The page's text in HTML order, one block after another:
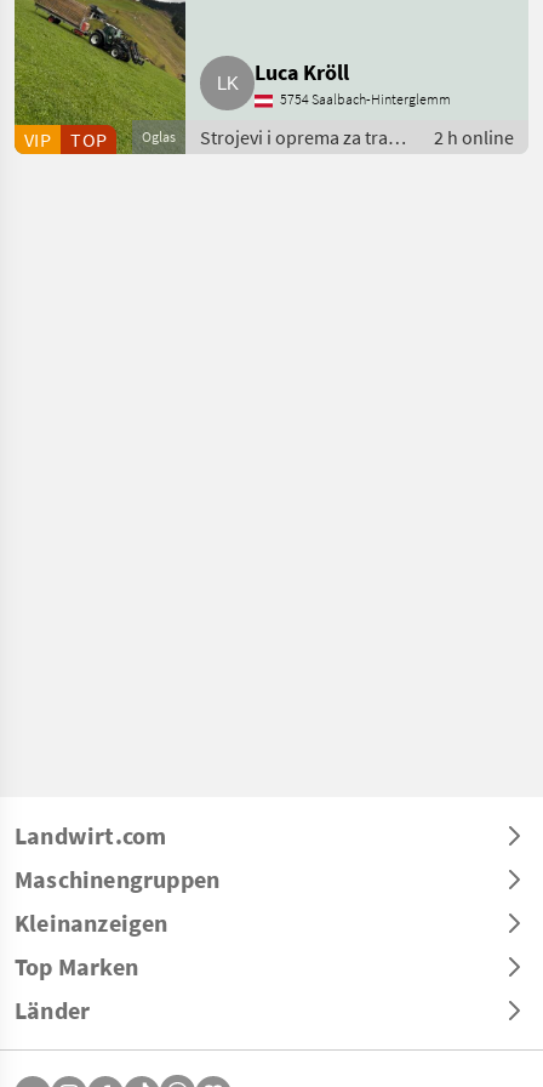
Oglas
VIP TOP
Luca Kröll
5754 Saalbach-Hinterglemm
Strojevi i oprema za travu
i baliranje /
2 h online
Landwirt.com
Maschinengruppen
Kleinanzeigen
Top Marken
Länder